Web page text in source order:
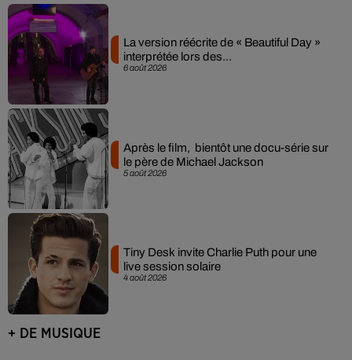
6 août 2026
La version réécrite de « Beautiful Day »
interprétée lors des...
5 août 2026
Après le film, bientôt une docu-série sur
le père de Michael Jackson
4 août 2026
Tiny Desk invite Charlie Puth pour une
live session solaire
+ DE MUSIQUE